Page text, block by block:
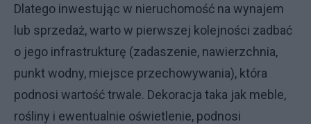
Dlatego inwestując w nieruchomość na wynajem
lub sprzedaż, warto w pierwszej kolejności zadbać
o jego infrastrukturę (zadaszenie, nawierzchnia,
punkt wodny, miejsce przechowywania), która
podnosi wartość trwale. Dekoracja taka jak meble,
rośliny i ewentualnie oświetlenie, podnosi